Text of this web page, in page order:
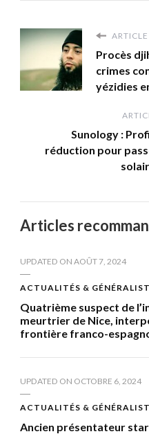
Procès
crimes
yézidies
Sunology :
réduction pour
Articles
UPDATED ON AOÛT 7, 2024
ACTUALITÉS &
Quatrième suspect de
meurtrier de Nice,
frontière franco-
UPDATED ON OCTOBRE 6, 2024
ACTUALITÉS &
Ancien présentateur